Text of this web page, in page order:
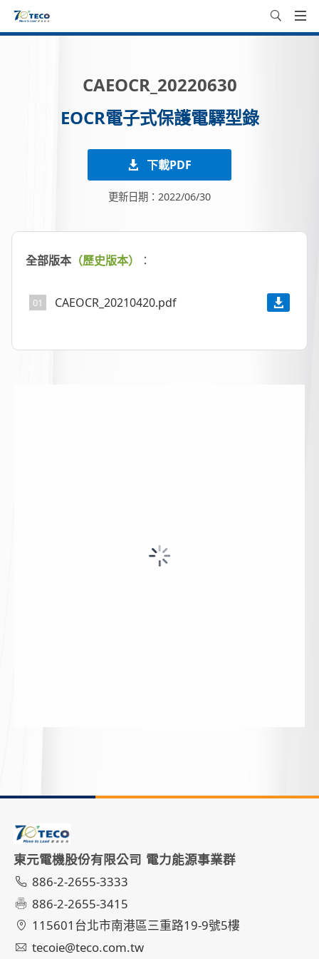
CAEOCR_20220630
EOCR電子式保護電驛型錄
下載PDF
更新日期：2022/06/30
全部版本 （歷史版本） ：
01 CAEOCR_20210420.pdf
東元電機股份有限公司 電力能源事業群
886-2-2655-3333
886-2-2655-3415
115601台北市南港區三重路19-9號5樓
tecoie@teco.com.tw